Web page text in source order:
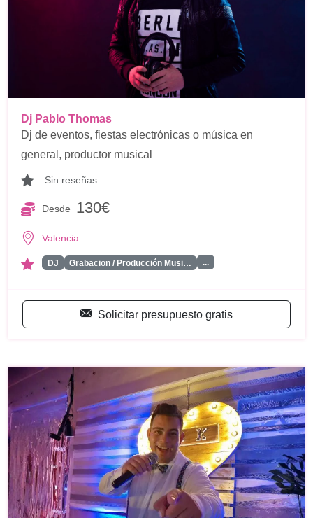
Dj Pablo Thomas
Dj de eventos, fiestas electrónicas o música en
general, productor musical
Sin reseñas
Desde 130€
Valencia
DJ Grabacion / Producción Musi… ...
Solicitar presupuesto gratis